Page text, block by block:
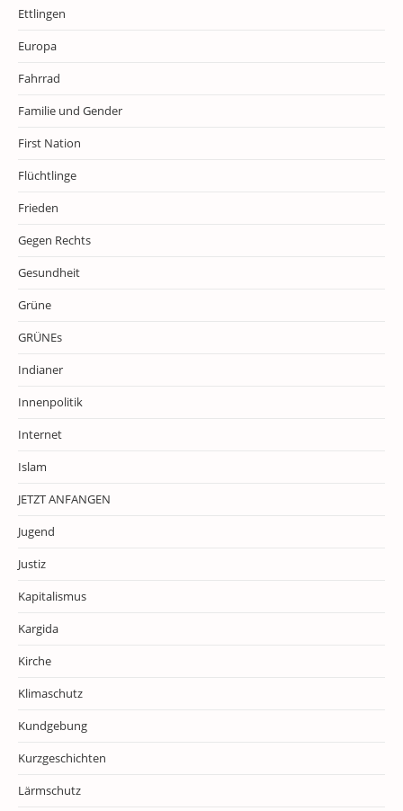
Ettlingen
Europa
Fahrrad
Familie und Gender
First Nation
Flüchtlinge
Frieden
Gegen Rechts
Gesundheit
Grüne
GRÜNEs
Indianer
Innenpolitik
Internet
Islam
JETZT ANFANGEN
Jugend
Justiz
Kapitalismus
Kargida
Kirche
Klimaschutz
Kundgebung
Kurzgeschichten
Lärmschutz